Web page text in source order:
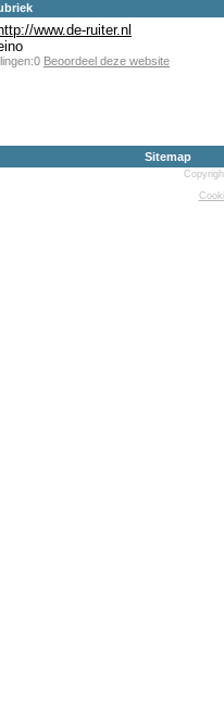
http://www.de-ruiter.nl
Beoordeel deze website
Sitemap